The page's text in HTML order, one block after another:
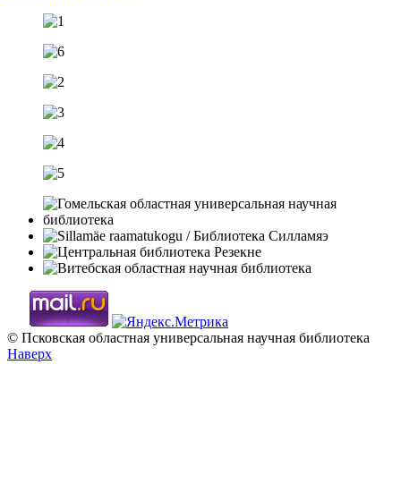
© Псковская областная универсальная научная библиотека
Наверх